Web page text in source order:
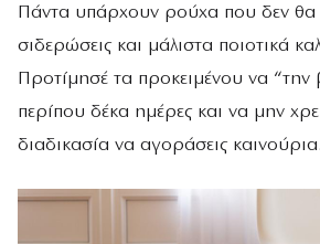
Πάντα υπάρχουν ρούχα που δεν θα
σιδερώσεις και μάλιστα ποιοτικά
Προτίμησέ τα προκειμένου να “την
περίπου δέκα ημέρες και να μην
διαδικασία να αγοράσεις καινούρια.